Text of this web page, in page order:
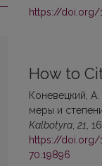
https://doi.org/
How to
Коневецкий, А.
меры и
Kalbotyra 21 ,
https://doi.org/
70.19896